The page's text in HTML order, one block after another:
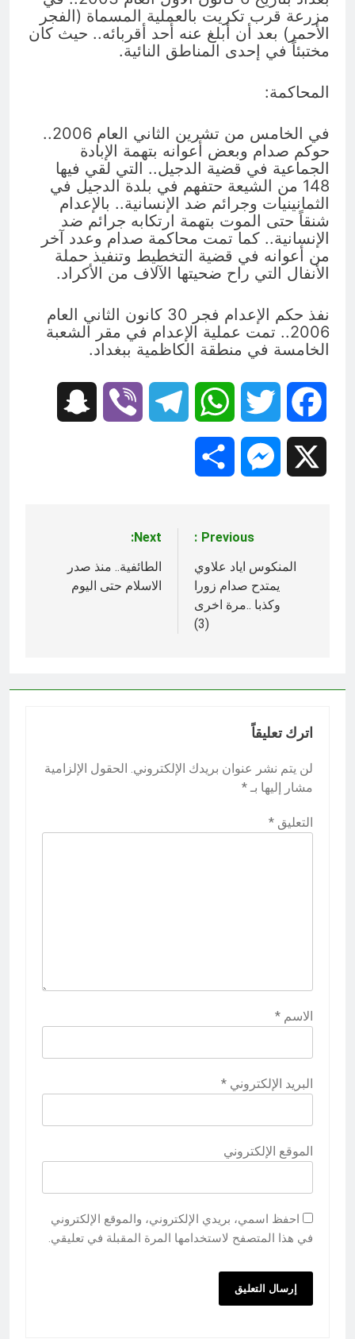
مزرعة قرب تكريت بالعملية المسماة (الفجر
الأحمر) بعد أن أبلغ عنه أحد أقربائه.. حيث كان
مختبئاً في إحدى المناطق النائية.
المحاكمة:
في الخامس من تشرين الثاني العام 2006..
حوكم صدام وبعض أعوانه بتهمة الإبادة
الجماعية في قضية الدجيل.. التي لقي فيها
148 من الشيعة حتفهم في بلدة الدجيل في
الثمانينيات وجرائم ضد الإنسانية.. بالإعدام
شنقاً حتى الموت بتهمة ارتكابه جرائم ضد
الإنسانية.. كما تمت محاكمة صدام وعدد آخر
من أعوانه في قضية التخطيط وتنفيذ حملة
الأنفال التي راح ضحيتها الآلاف من الأكراد.
نفذ حكم الإعدام فجر 30 كانون الثاني العام
2006.. تمت عملية الإعدام في مقر الشعبة
الخامسة في منطقة الكاظمية ببغداد.
Facebook
Twitter
WhatsApp
Telegram
Viber
Messenger
المقالات
Previous:
المنكوس اياد علاوي
يمتدح صدام زورا
وكذبا ..مرة اخرى
(3)
Next:
الطائفية.. منذ صدر
الاسلام حتى اليوم
اترك تعليقاً
لن يتم نشر عنوان بريدك الإلكتروني. الحقول الإلزامية
مشار إليها بـ *
التعليق *
الاسم *
البريد الإلكتروني *
الموقع الإلكتروني
احفظ اسمي، بريدي الإلكتروني، والموقع الإلكتروني
في هذا المتصفح لاستخدامها المرة المقبلة في تعليقي.